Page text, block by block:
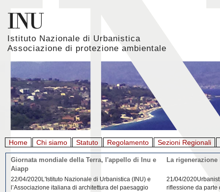
Istituto Nazionale di Urbanistica
Associazione di protezione ambientale
Home Chi siamo Statuto Regolamento Sezioni Regionali
Giornata mondiale della Terra, l'appello di Inu e
Aiapp
22/04/2020L'Istituto Nazionale di Urbanistica (INU) e
l’Associazione italiana di architettura del paesaggio
La
21/04/
riflessione da parte